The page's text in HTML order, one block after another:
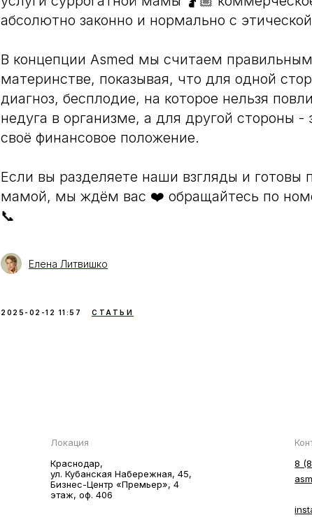
абсолютно законно и нормально с
В концепции Asmed мы считаем
материнстве, показывая, что для одной
диагноз, бесплодие, на которое нельзя
недуга в организме, а для другой стороны -
своё финансовое положение.
Если вы разделяете наши взгляды и готовы
мамой, мы ждём вас ❤️ обращайтесь по
📞
Елена Литвишко
2025-02-12 11:57 СТАТЬИ
8
Краснодар,
ул. Кубанская Hабережная, 45,
Бизнес-Центр «Премьер», 4
этаж, оф. 406
Локация